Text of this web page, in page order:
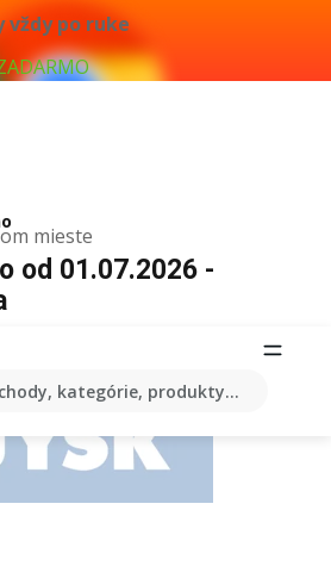
po ruke
mieste
kategórie, produkty...
od 01.07.2026 -